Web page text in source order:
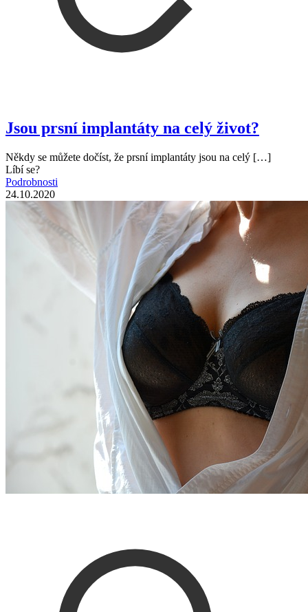
Jsou prsní implantáty na celý život?
Někdy se můžete dočíst, že prsní implantáty jsou na celý […]
Líbí se?
Podrobnosti
24.10.2020